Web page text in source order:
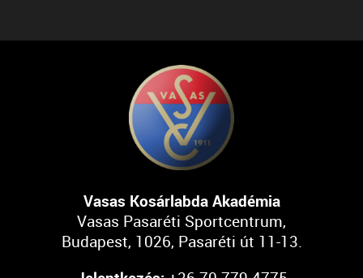
Vasas Kosárlabda Akadémia
Vasas Pasaréti Sportcentrum,
Budapest, 1026, Pasaréti út 11-13.